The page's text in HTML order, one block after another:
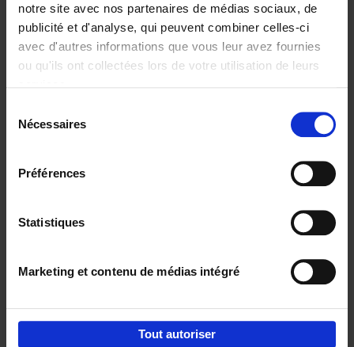
notre site avec nos partenaires de médias sociaux, de
publicité et d'analyse, qui peuvent combiner celles-ci
avec d'autres informations que vous leur avez fournies
ou qu'ils ont collectées lors de votre utilisation de leurs
Nécessaires
Préférences
Statistiques
Marketing et contenu de médias intégré
Tout autoriser
€29,99
Digital marketing like a PRO -
completely revised edition (EN)